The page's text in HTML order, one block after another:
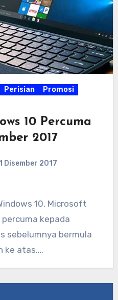
Perisian
Promosi
10 Percuma
2017
Disember 2017
10, Microsoft
kepada
sebelumnya bermula
ke atas.…